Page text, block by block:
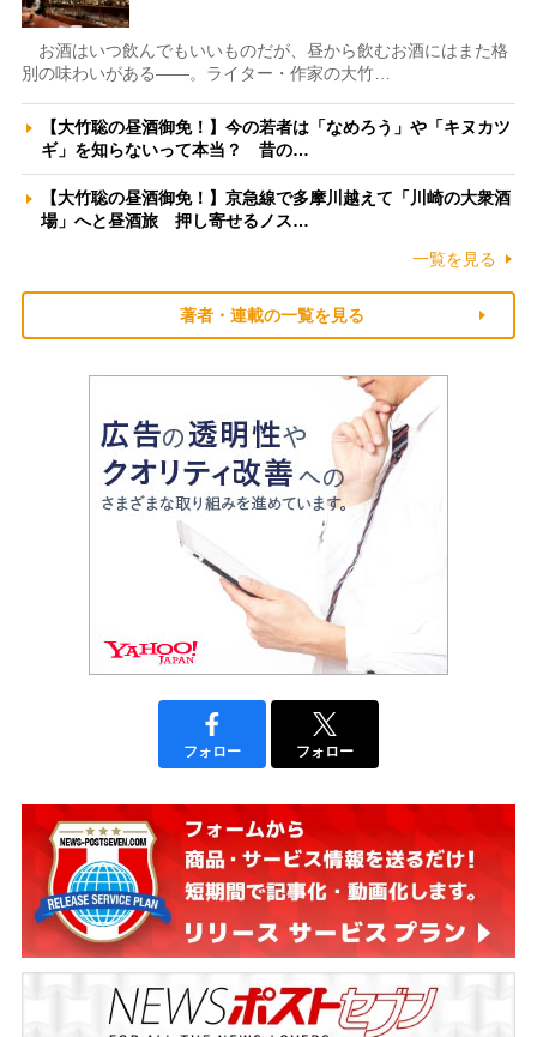
お酒はいつ飲んでもいいものだが、昼から飲むお酒にはまた格
別の味わいがある――。ライター・作家の大竹…
【大竹聡の昼酒御免！】今の若者は「なめろう」や「キヌカツ
ギ」を知らないって本当？ 昔の…
【大竹聡の昼酒御免！】京急線で多摩川越えて「川崎の大衆酒
場」へと昼酒旅 押し寄せるノス…
一覧を見る
著者・連載の一覧を見る
フォロー フォロー